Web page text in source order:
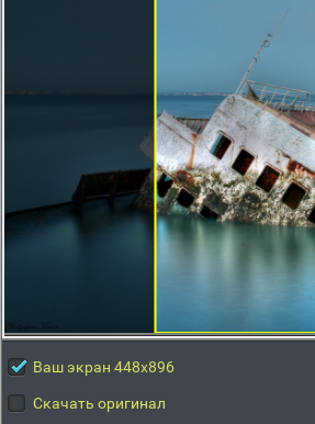
Ваш экран 448x896
Скачать оригинал